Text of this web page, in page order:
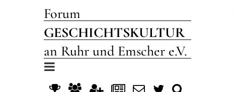
Forum
GESCHICHTSKULTUR
an Ruhr und Emscher e.V.
Toggle
navigation